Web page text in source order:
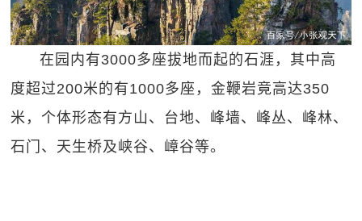
在园内有3000多座拔地而起的石涯，其中高
度超过200米的有1000多座，金鞭岩竟高达350
米，个体形态有方山、台地、峰墙、峰丛、峰林、
石门、天生桥及峡谷、嶂谷等。